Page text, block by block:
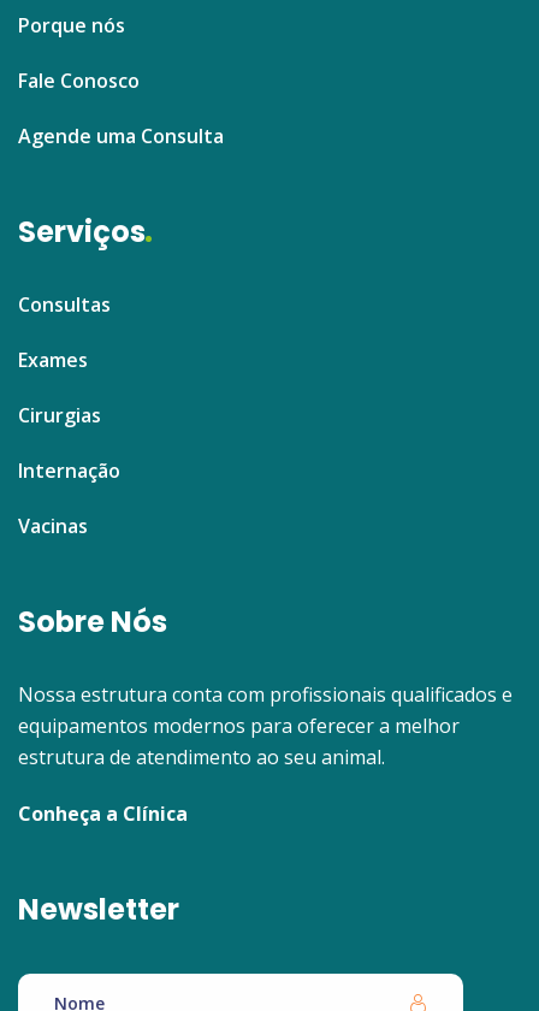
Porque nós
Fale Conosco
Agende uma Consulta
Serviços
Consultas
Exames
Cirurgias
Internação
Vacinas
Sobre Nós
Nossa estrutura conta com profissionais qualificados e
equipamentos modernos para oferecer a melhor
estrutura de atendimento ao seu animal.
Conheça a Clínica
Newsletter